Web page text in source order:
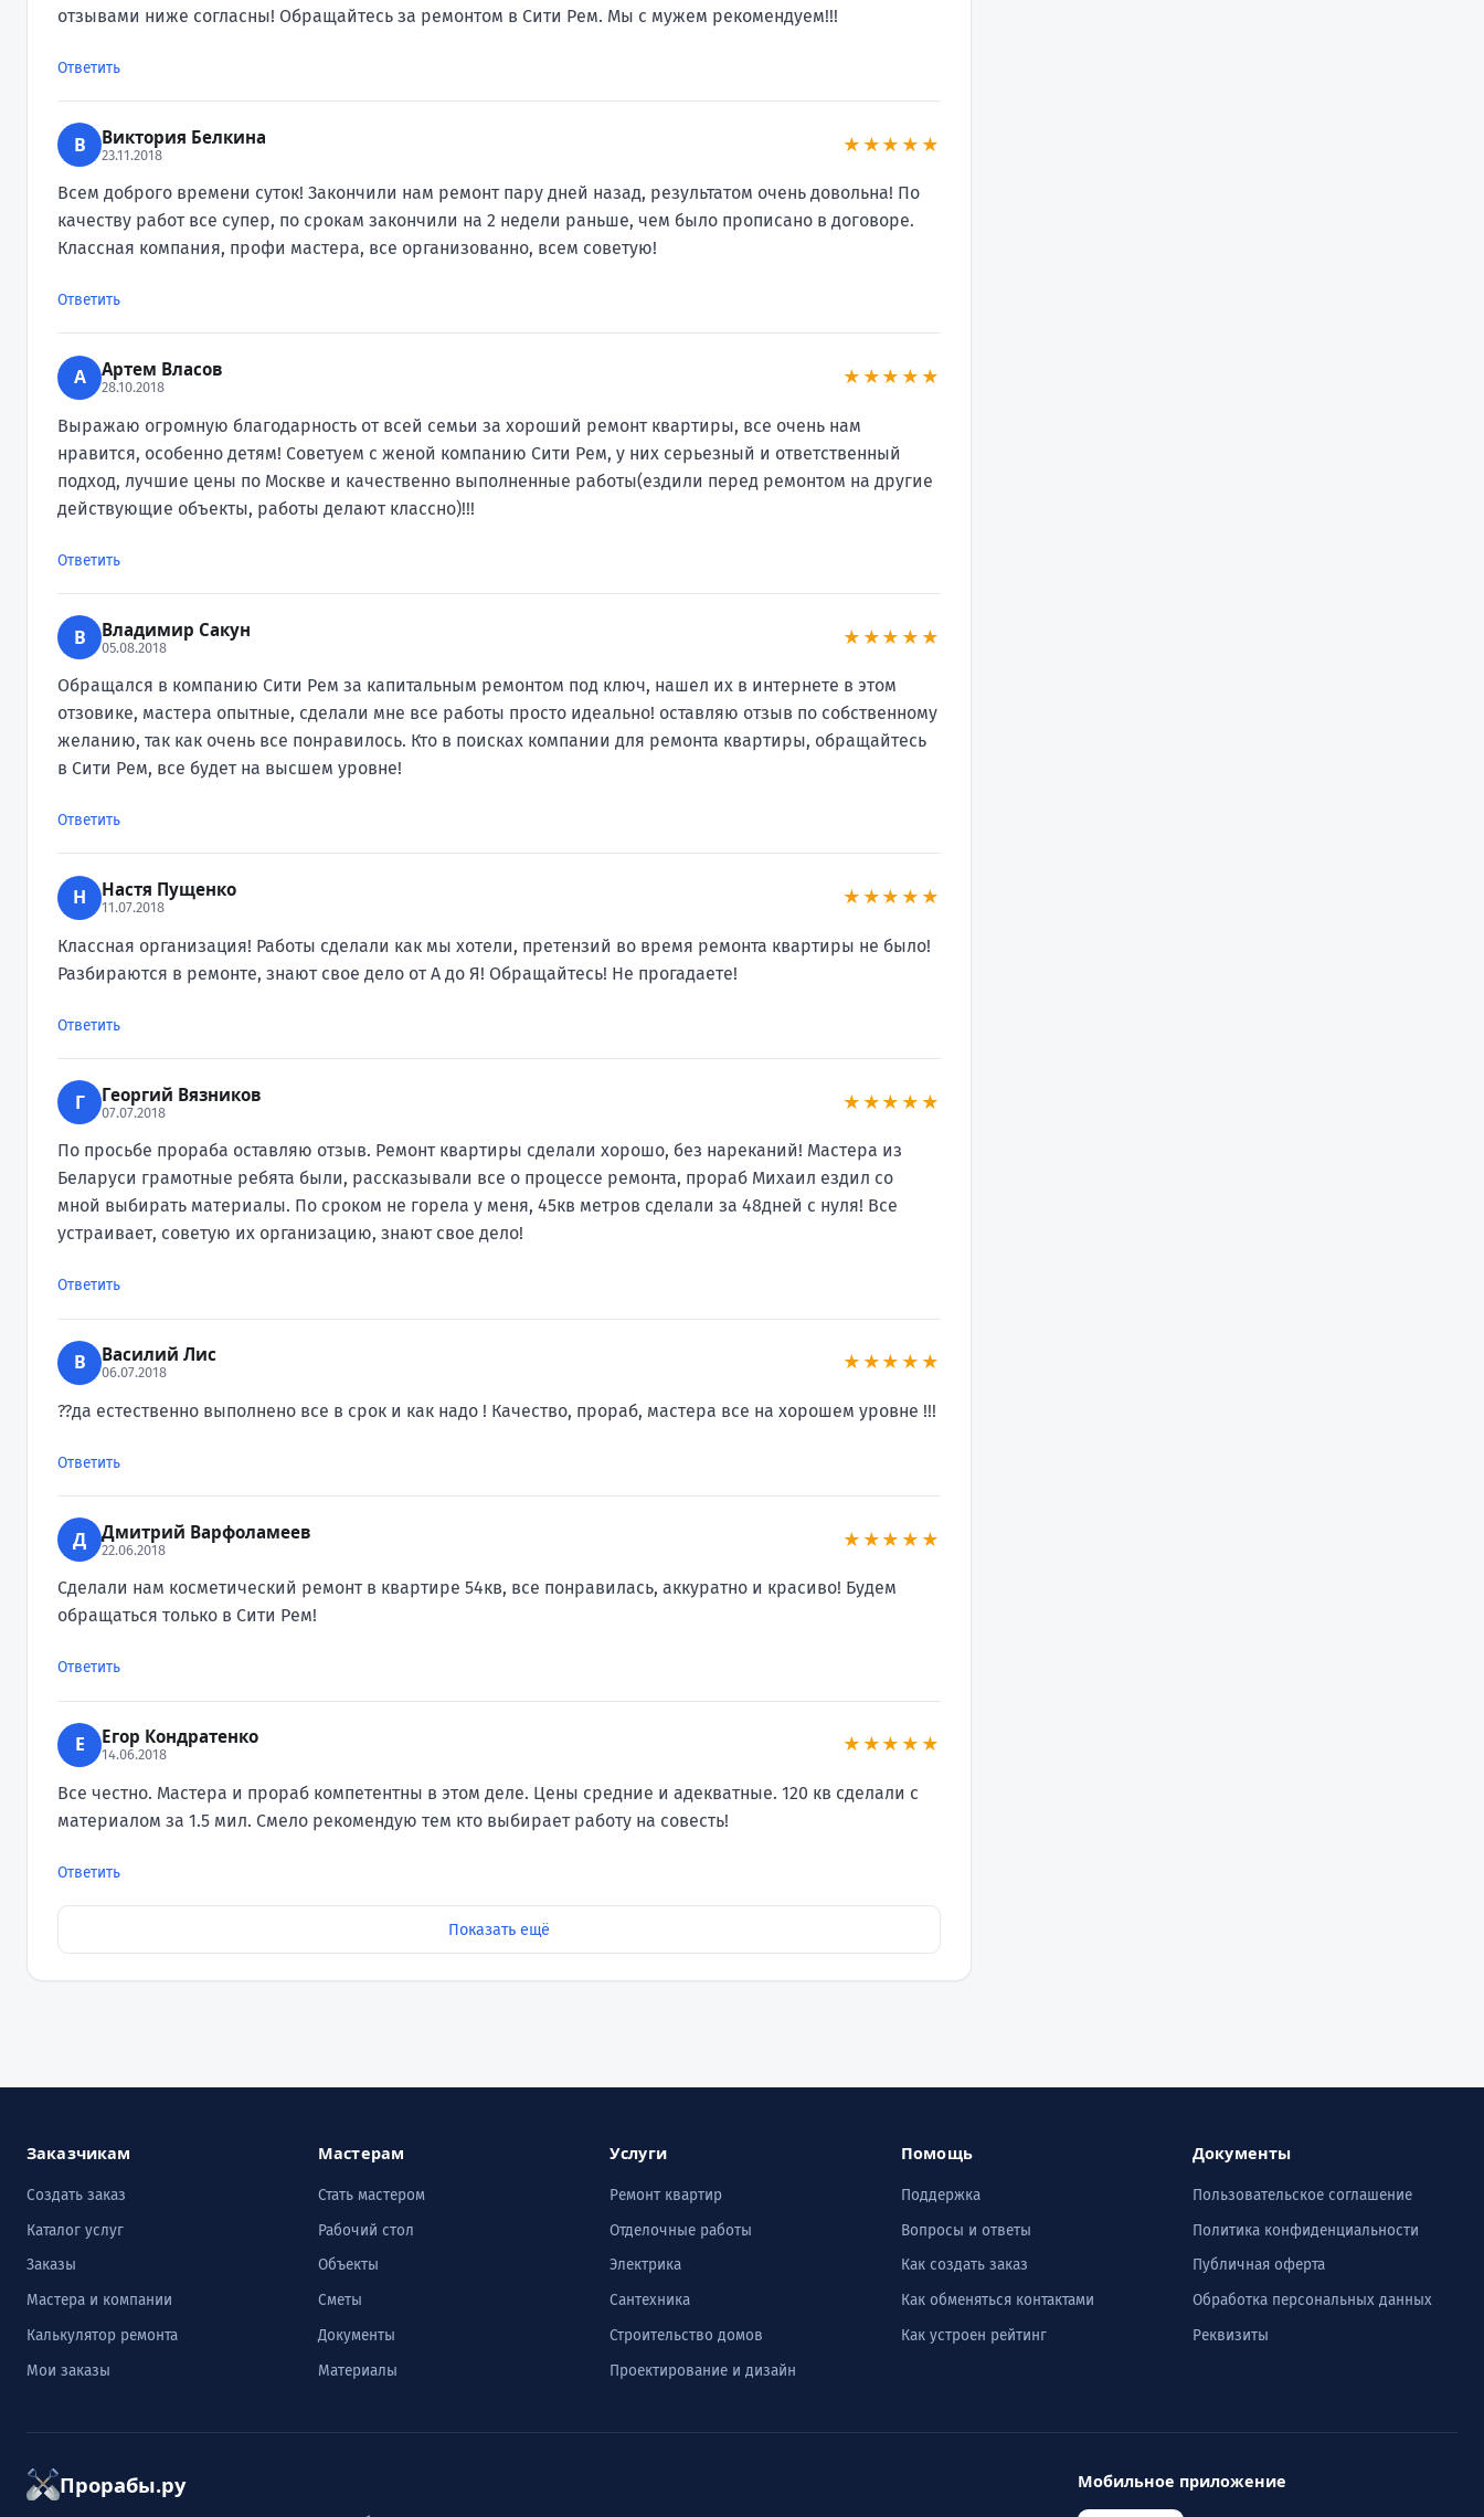
отзывами ниже согласны! Обращайтесь за ремонтом в Сити Рем. Мы с мужем рекомендуем!!!
Ответить
В Виктория Белкина
23.11.2018 ★★★★★
Всем доброго времени суток! Закончили нам ремонт пару дней назад, результатом очень довольна! По
качеству работ все супер, по срокам закончили на 2 недели раньше, чем было прописано в договоре.
Классная компания, профи мастера, все организованно, всем советую!
Ответить
А Артем Власов
28.10.2018 ★★★★★
Выражаю огромную благодарность от всей семьи за хороший ремонт квартиры, все очень нам
нравится, особенно детям! Советуем с женой компанию Сити Рем, у них серьезный и ответственный
подход, лучшие цены по Москве и качественно выполненные работы(ездили перед ремонтом на другие
действующие объекты, работы делают классно)!!!
Ответить
В Владимир Сакун
05.08.2018 ★★★★★
Обращался в компанию Сити Рем за капитальным ремонтом под ключ, нашел их в интернете в этом
отзовике, мастера опытные, сделали мне все работы просто идеально! оставляю отзыв по собственному
желанию, так как очень все понравилось. Кто в поисках компании для ремонта квартиры, обращайтесь
в Сити Рем, все будет на высшем уровне!
Ответить
Н Настя Пущенко
11.07.2018 ★★★★★
Классная организация! Работы сделали как мы хотели, претензий во время ремонта квартиры не было!
Разбираются в ремонте, знают свое дело от А до Я! Обращайтесь! Не прогадаете!
Ответить
Г Георгий Вязников
07.07.2018 ★★★★★
По просьбе прораба оставляю отзыв. Ремонт квартиры сделали хорошо, без нареканий! Мастера из
Беларуси грамотные ребята были, рассказывали все о процессе ремонта, прораб Михаил ездил со
мной выбирать материалы. По сроком не горела у меня, 45кв метров сделали за 48дней с нуля! Все
устраивает, советую их организацию, знают свое дело!
Ответить
В Василий Лис
06.07.2018 ★★★★★
??да естественно выполнено все в срок и как надо ! Качество, прораб, мастера все на хорошем уровне !!!
Ответить
Д Дмитрий Варфоламеев
22.06.2018 ★★★★★
Сделали нам косметический ремонт в квартире 54кв, все понравилась, аккуратно и красиво! Будем
обращаться только в Сити Рем!
Ответить
Е Егор Кондратенко
14.06.2018 ★★★★★
Все честно. Мастера и прораб компетентны в этом деле. Цены средние и адекватные. 120 кв сделали с
материалом за 1.5 мил. Смело рекомендую тем кто выбирает работу на совесть!
Ответить
Показать ещё
Заказчикам
Создать заказ
Каталог услуг
Заказы
Мастера и компании
Калькулятор ремонта
Мои заказы
Мастерам
Стать мастером
Рабочий стол
Объекты
Сметы
Документы
Материалы
Услуги
Ремонт квартир
Отделочные работы
Электрика
Сантехника
Строительство домов
Проектирование и дизайн
Помощь
Поддержка
Вопросы и ответы
Как создать заказ
Как обменяться контактами
Как устроен рейтинг
Документы
Пользовательское соглашение
Политика конфиденциальности
Публичная оферта
Обработка персональных данных
Реквизиты
Прорабы.ру Мобильное приложение